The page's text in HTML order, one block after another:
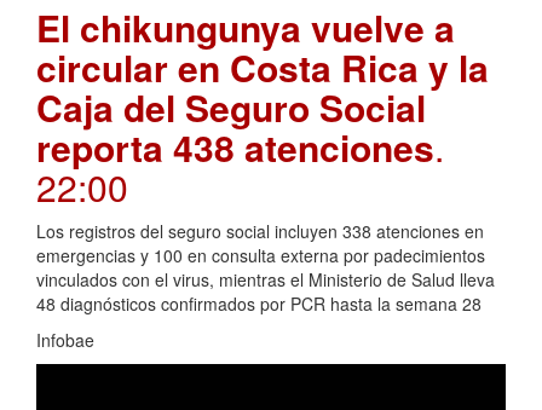
El chikungunya vuelve a
circular en Costa Rica y la
Caja del Seguro Social
reporta 438 atenciones.
22:00
Los registros del seguro social incluyen 338 atenciones en
emergencias y 100 en consulta externa por padecimientos
vinculados con el virus, mientras el Ministerio de Salud lleva
48 diagnósticos confirmados por PCR hasta la semana 28
Infobae